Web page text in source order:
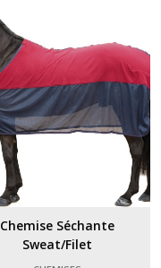
Chemise Séchante
Sweat/Filet